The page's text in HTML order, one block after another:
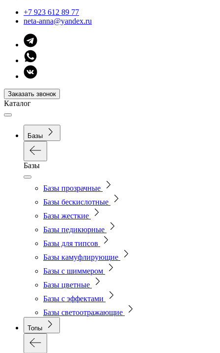
+7 923 612 89 77
neta-anna@yandex.ru
Заказать звонок
Каталог
Базы
Базы
Базы прозрачные
Базы бескислотные
Базы жесткие
Базы педикюрные
Базы для типсов
Базы камуфлирующие
Базы с шиммером
Базы цветные
Базы с эффектами
Базы светоотражающие
Топы